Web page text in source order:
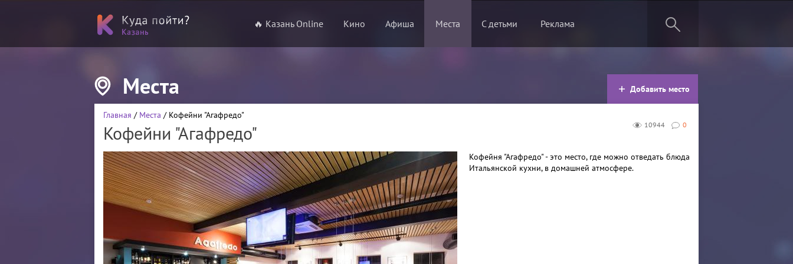
🔥 Казань Online Кино Афиша Места С детьми Реклама
Места Добавить место
0
10944
Главная / Места / Кофейни "Агафредо"
Кофейни "Агафредо"
Кофейня "Агафредо" - это место, где можно отведать блюда
Итальянской кухни, в домашней атмосфере.